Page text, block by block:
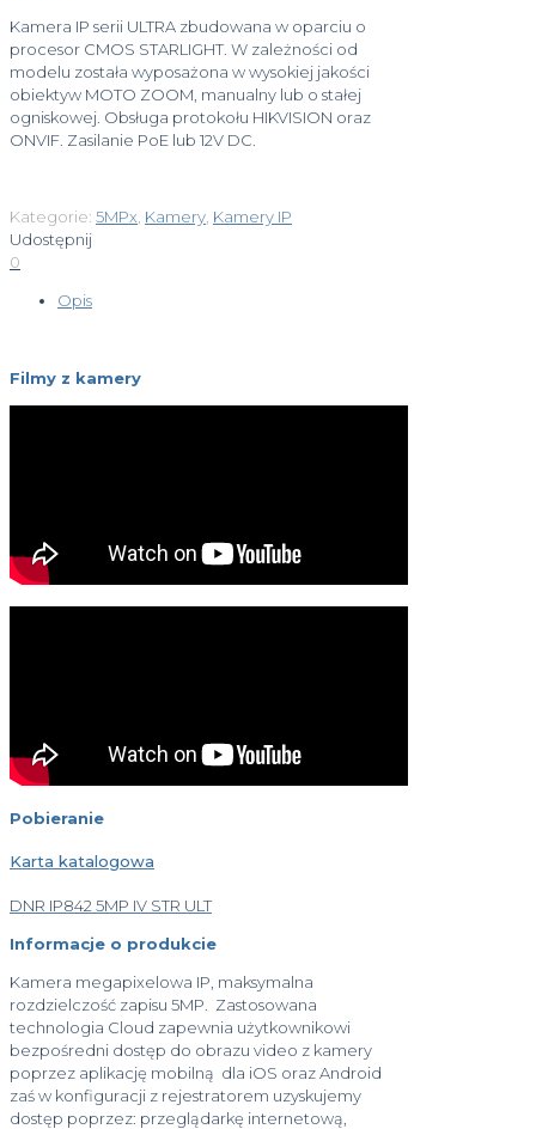
Kamera IP serii ULTRA zbudowana w oparciu o
procesor CMOS STARLIGHT. W zależności od
modelu została wyposażona w wysokiej jakości
obiektyw MOTO ZOOM, manualny lub o stałej
ogniskowej. Obsługa protokołu HIKVISION oraz
ONVIF. Zasilanie PoE lub 12V DC.
Kategorie: 5MPx Kamery Kamery IP
Udostępnij
0
Opis
Filmy z kamery
Pobieranie
Karta katalogowa
DNR IP842 5MP IV STR ULT
Informacje o produkcie
Kamera megapixelowa IP, maksymalna
rozdzielczość zapisu 5MP. Zastosowana
technologia Cloud zapewnia użytkownikowi
bezpośredni dostęp do obrazu video z kamery
poprzez aplikację mobilną dla iOS oraz Android
zaś w konfiguracji z rejestratorem uzyskujemy
dostęp poprzez: przeglądarkę internetową,